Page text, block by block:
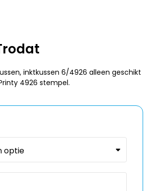
inktkussen 6/4926 alleen geschikt
4926 stempel.